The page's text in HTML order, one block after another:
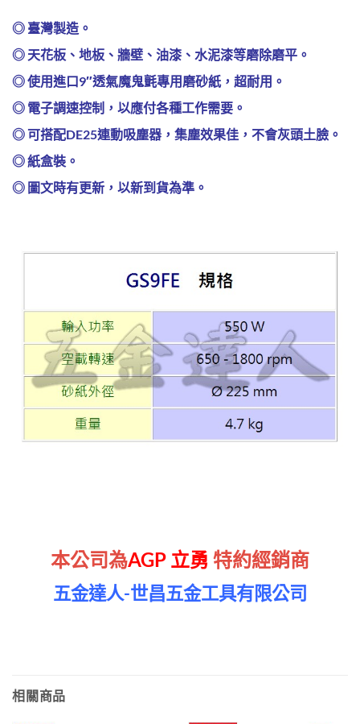
◎ 臺灣製造。
◎ 天花板、地板、牆壁、油漆、水泥漆等磨除磨平。
◎ 使用進口9″透氣魔鬼氈專用磨砂紙，超耐用。
◎ 電子調速控制，以應付各種工作需要。
◎ 可搭配DE25連動吸塵器，集塵效果佳，不會灰頭土臉。
◎ 紙盒裝。
◎ 圖文時有更新，以新到貨為準。
本公司為AGP 立勇 特約經銷商
五金達人-世昌五金工具有限公司
相關商品